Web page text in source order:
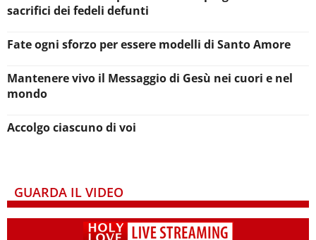
sacrifici dei fedeli defunti
Fate ogni sforzo per essere modelli di Santo Amore
Mantenere vivo il Messaggio di Gesù nei cuori e nel
mondo
Accolgo ciascuno di voi
GUARDA IL VIDEO